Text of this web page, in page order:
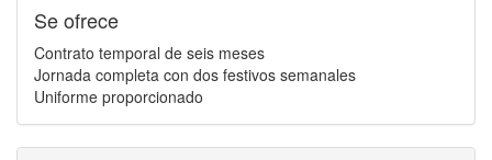
Se ofrece
Contrato temporal de seis meses
Jornada completa con dos festivos semanales
Uniforme proporcionado